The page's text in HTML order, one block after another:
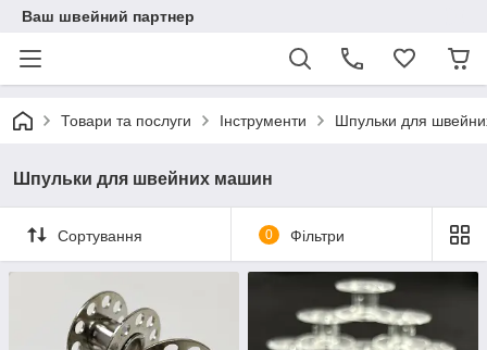
Ваш швейний партнер
Товари та послуги Інструменти Шпульки для
Шпульки для швейних машин
Сортування 0 Фільтри